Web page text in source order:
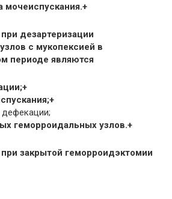
мочеиспускания.+
дезартеризации
с мукопексией в
периоде являются
дефекации;
геморроидальных узлов.+
закрытой геморроидэктомии